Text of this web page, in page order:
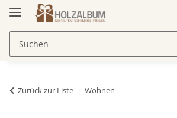
Zurück zur Liste Wohnen